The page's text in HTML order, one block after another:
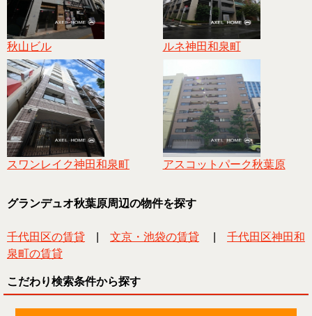
秋山ビル ルネ神田和泉町
スワンレイク神田和泉町 アスコットパーク秋葉原
グランデュオ秋葉原周辺の物件を探す
千代田区の賃貸 文京・池袋の賃貸
千代田区神田和
泉町の賃貸
こだわり検索条件から探す